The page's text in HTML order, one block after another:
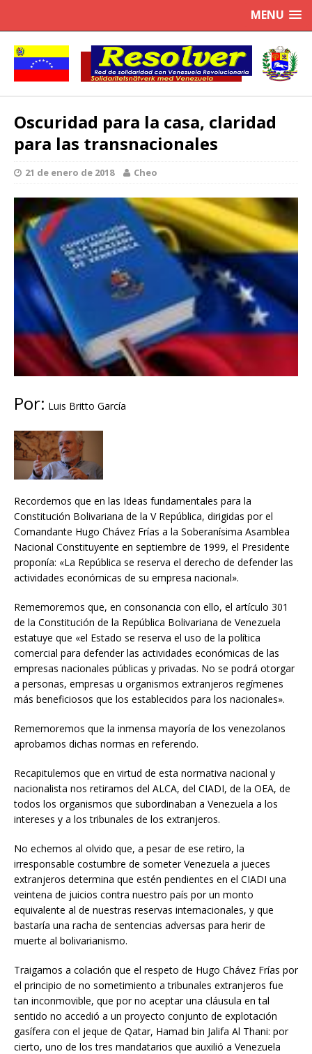
MENU
Oscuridad para la casa, claridad
para las transnacionales
21 de enero de 2018 Cheo
Por: Luis Britto García
Recordemos que en las Ideas fundamentales para la
Constitución Bolivariana de la V República, dirigidas por el
Comandante Hugo Chávez Frías a la Soberanísima Asamblea
Nacional Constituyente en septiembre de 1999, el Presidente
proponía: «La República se reserva el derecho de defender las
actividades económicas de su empresa nacional».
Rememoremos que, en consonancia con ello, el artículo 301
de la Constitución de la República Bolivariana de Venezuela
estatuye que «el Estado se reserva el uso de la política
comercial para defender las actividades económicas de las
empresas nacionales públicas y privadas. No se podrá otorgar
a personas, empresas u organismos extranjeros regímenes
más beneficiosos que los establecidos para los nacionales».
Rememoremos que la inmensa mayoría de los venezolanos
aprobamos dichas normas en referendo.
Recapitulemos que en virtud de esta normativa nacional y
nacionalista nos retiramos del ALCA, del CIADI, de la OEA, de
todos los organismos que subordinaban a Venezuela a los
intereses y a los tribunales de los extranjeros.
No echemos al olvido que, a pesar de ese retiro, la
irresponsable costumbre de someter Venezuela a jueces
extranjeros determina que estén pendientes en el CIADI una
veintena de juicios contra nuestro país por un monto
equivalente al de nuestras reservas internacionales, y que
bastaría una racha de sentencias adversas para herir de
muerte al bolivarianismo.
Traigamos a colación que el respeto de Hugo Chávez Frías por
el principio de no sometimiento a tribunales extranjeros fue
tan inconmovible, que por no aceptar una cláusula en tal
sentido no accedió a un proyecto conjunto de explotación
gasífera con el jeque de Qatar, Hamad bin Jalifa Al Thani: por
cierto, uno de los tres mandatarios que auxilió a Venezuela